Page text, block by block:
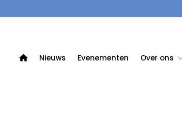
Nieuws Evenementen Over ons